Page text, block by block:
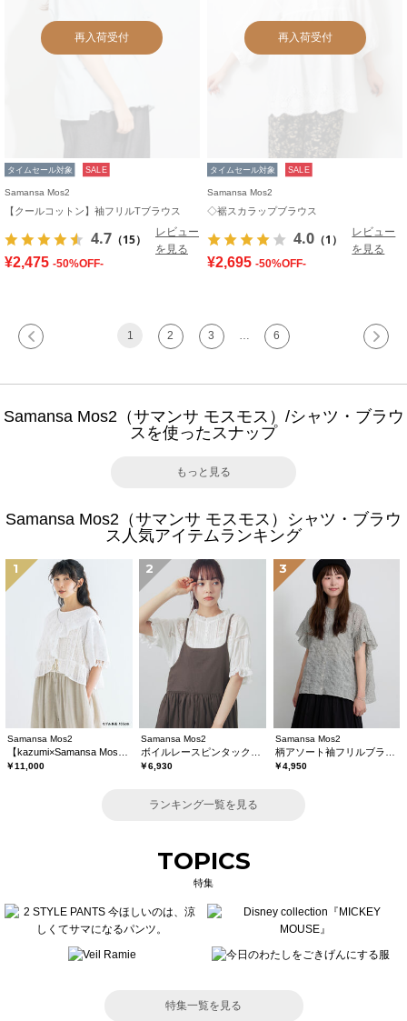
再入荷受付
タイムセール対象 SALE
Samansa Mos2
【クールコットン】袖フリルTブラウス
4.7 （15）
レビュー
を見る
¥2,475 -50%OFF-
再入荷受付
タイムセール対象 SALE
Samansa Mos2
◇裾スカラップブラウス
4.0 （1）
レビュー
を見る
¥2,695 -50%OFF-
1 2 3 6
Samansa Mos2（サマンサ モスモス）/シャツ・ブラウ
スを使ったスナップ
もっと見る
Samansa Mos2（サマンサ モスモス）シャツ・ブラウ
ス人気アイテムランキング
1
Samansa Mos2
￥11,000
2
Samansa Mos2
￥6,930
3
Samansa Mos2
￥4,950
ランキング一覧を見る
TOPICS
特集
特集一覧を見る